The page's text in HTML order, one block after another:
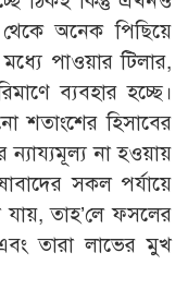
অনেক পিছিয়ে
পাওয়ার টিলার,
ব্যবহার হচ্ছে।
শতাংশের হিসাবের
না হওয়ায়
সকল পর্যায়ে
যায়, তাহ’লে ফসলের
তারা লাভের মুখ